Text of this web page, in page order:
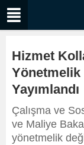
Hizmet
Yönetmelik
Yayımlandı
Çalışma ve
ve Maliye
yönetmelik